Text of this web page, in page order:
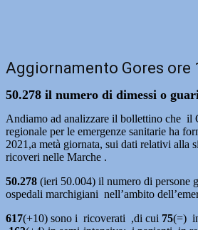
Aggiornamento Gores ore
50.278 il numero di dimessi o
Andiamo ad analizzare il bollettino che il
regionale per le emergenze sanitarie ha
2021,a metà giornata, sui dati relativi alla
ricoveri nelle Marche .
50.278 (ieri 50.004) il numero di persone
ospedali marchigiani nell’ambito
617(+10) sono i ricoverati ,di cui 75(=)